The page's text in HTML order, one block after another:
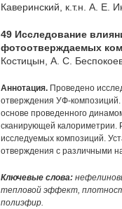
Каверинский, к.т.н. А. Е.
49 Исследование
фотоотверждаемых
Костицын, А. С.
Аннотация. Проведено
отверждения УФ-
основе проведенного
сканирующей калориметрии.
исследуемых композиций.
отверждения с различными
Ключевые слова:
тепловой эффект,
полиэфир.